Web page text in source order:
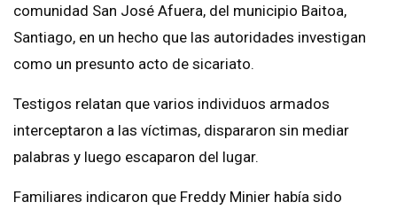
comunidad San José Afuera, del municipio Baitoa,
Santiago, en un hecho que las autoridades investigan
como un presunto acto de sicariato.
Testigos relatan que varios individuos armados
interceptaron a las víctimas, dispararon sin mediar
palabras y luego escaparon del lugar.
Familiares indicaron que Freddy Minier había sido